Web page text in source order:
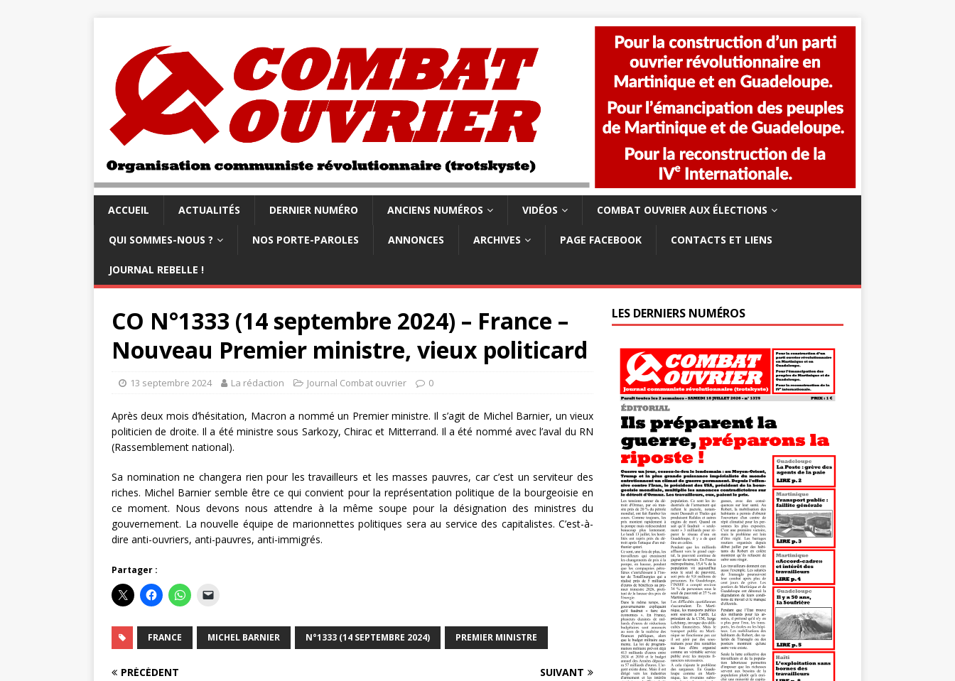
ACCUEIL ACTUALITÉS DERNIER NUMÉRO ANCIENS NUMÉROS VIDÉOS COMBAT OUVRIER AUX ÉLECTIONS
QUI SOMMES-NOUS ? NOS PORTE-PAROLES ANNONCES ARCHIVES PAGE FACEBOOK CONTACTS ET LIENS
JOURNAL REBELLE !
CO N°1333 (14 septembre 2024) – France –
Nouveau Premier ministre, vieux politicard
13 septembre 2024 La rédaction Journal Combat ouvrier 0
Après deux mois d’hésitation, Macron a nommé un Premier ministre. Il s’agit de Michel Barnier, un vieux
politicien de droite. Il a été ministre sous Sarkozy, Chirac et Mitterrand. Il a été nommé avec l’aval du RN
(Rassemblement national).
Sa nomination ne changera rien pour les travailleurs et les masses pauvres, car c’est un serviteur des
riches. Michel Barnier semble être ce qui convient pour la représentation politique de la bourgeoisie en
ce moment. Nous devons nous attendre à la même soupe pour la désignation des ministres du
gouvernement. La nouvelle équipe de marionnettes politiques sera au service des capitalistes. C’est-à-
dire anti-ouvriers, anti-pauvres, anti-immigrés.
Partager :
FRANCE MICHEL BARNIER N°1333 (14 SEPTEMBRE 2024) PREMIER MINISTRE
PRÉCÉDENT SUIVANT
LES DERNIERS NUMÉROS